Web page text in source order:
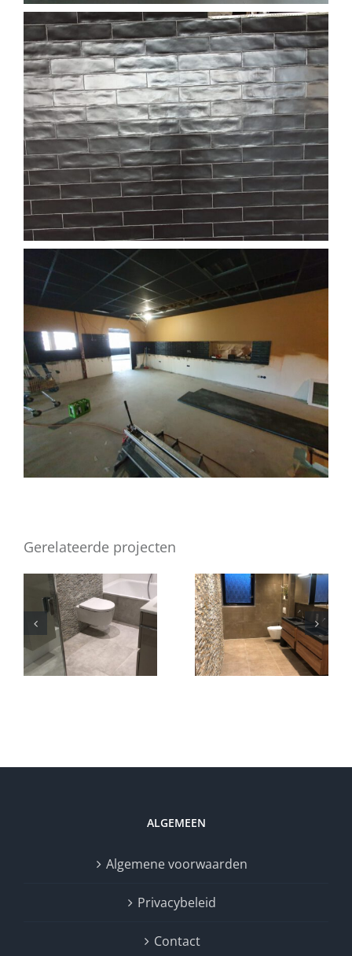
Gerelateerde projecten
Badkamer
Zeewolde
Badkamer
Zeewolde
ALGEMEEN
Algemene voorwaarden
Privacybeleid
Contact